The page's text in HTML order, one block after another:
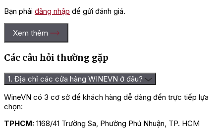
Bạn phải đăng nhập để gửi đánh giá.
Xem thêm
Các câu hỏi thường gặp
1. Địa chỉ các cửa hàng WINEVN ở đâu?
WineVN có 3 cơ sở để khách hàng dễ dàng đến trực tiếp lựa
chọn:
TPHCM: 1168/41 Trường Sa, Phường Phú Nhuận, TP. HCM